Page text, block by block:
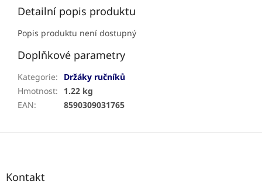
Detailní popis produktu
Popis produktu není dostupný
Doplňkové parametry
Kategorie:
Držáky ručníků
Hmotnost:
1.22 kg
EAN: 8590309031765
Z
Kontakt